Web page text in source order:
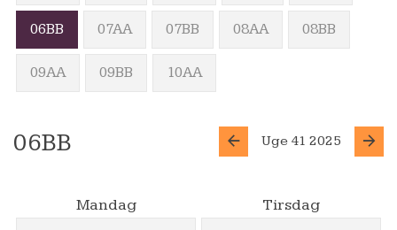
06BB 07AA 07BB 08AA 08BB
09AA 09BB 10AA
06BB Uge 41 2025
Mandag Tirsdag